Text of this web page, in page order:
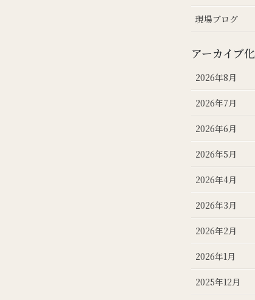
現場ブログ
アーカイブ化
2026年8月
2026年7月
2026年6月
2026年5月
2026年4月
2026年3月
2026年2月
2026年1月
2025年12月